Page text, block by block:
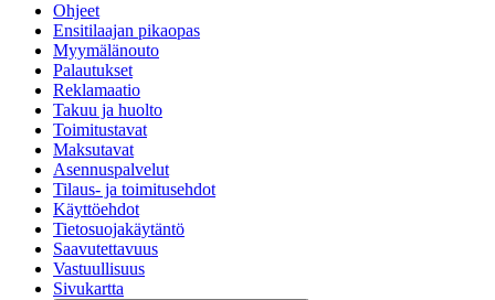
Ohjeet
Ensitilaajan pikaopas
Myymälänouto
Palautukset
Reklamaatio
Takuu ja huolto
Toimitustavat
Maksutavat
Asennuspalvelut
Tilaus- ja toimitusehdot
Käyttöehdot
Tietosuojakäytäntö
Saavutettavuus
Vastuullisuus
Sivukartta